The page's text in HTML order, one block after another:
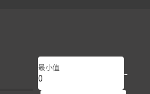
最小值 -